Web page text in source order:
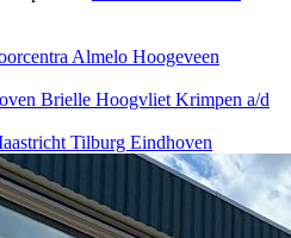
Almelo Hoogeveen
Brielle HoogvlietKrimpen a/d
Tilburg Eindhoven